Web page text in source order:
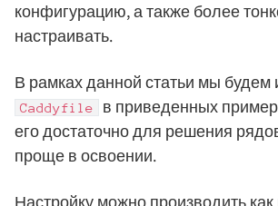
конфигурацию, а также более
настраивать.
В рамках данной статьи мы будем
Caddyfile
в приведенных
его достаточно для решения
проще в освоении.